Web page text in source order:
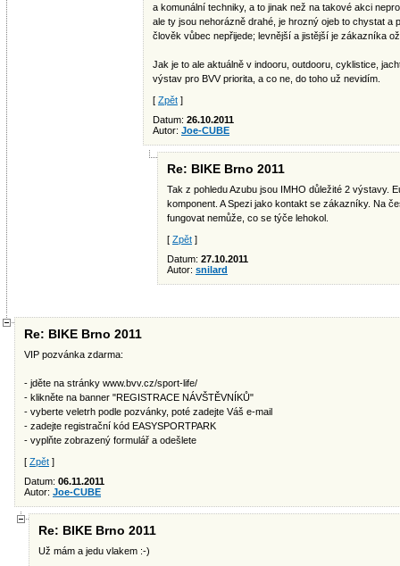
a komunální techniky, a to jinak než na takové akci
ale ty jsou nehorázně drahé, je hrozný ojeb to chystat
člověk vůbec nepřijede; levnější a jistější je zákazníka
Jak je to ale aktuálně v indooru, outdooru, cyklistice,
výstav pro BVV priorita, a co ne, do toho už nevidím.
[ Zpět ]
Datum: 26.10.2011
Autor: Joe-CUBE
Re: BIKE Brno 2011
Tak z pohledu Azubu jsou IMHO důležité 2 výstavy.
komponent. A Spezi jako kontakt se zákazníky. Na
fungovat nemůže, co se týče lehokol.
[ Zpět ]
Datum: 27.10.2011
Autor: snilard
Re: BIKE Brno 2011
VIP pozvánka zdarma:
- jděte na stránky www.bvv.cz/sport-life/
- klikněte na banner "REGISTRACE NÁVŠTĚVNÍKŮ"
- vyberte veletrh podle pozvánky, poté zadejte Váš e-mail
- zadejte registrační kód EASYSPORTPARK
- vyplňte zobrazený formulář a odešlete
[ Zpět ]
Datum: 06.11.2011
Autor: Joe-CUBE
Re: BIKE Brno 2011
Už mám a jedu vlakem :-)